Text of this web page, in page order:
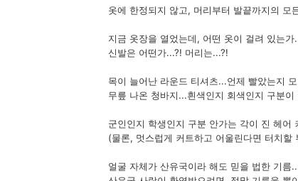
옷에 한정되지 않고, 머리부터 발끝까지의 모
지금 옷장을 열었는데, 어떤 옷이 걸려 있는가
신발은 어떤가...?! 머리는...?!
목이 늘어난 라운드 티셔츠...언제 빨았는지
무릎 나온 청바지...흰색인지 회색인지 구분
군인인지 학생인지 구분 안가는 각이 진 헤어
(물론, 멋스럽게 커트하고 어울린다면 터치할
얼굴 자체가 산유국이라 해도 믿을 법한 기름